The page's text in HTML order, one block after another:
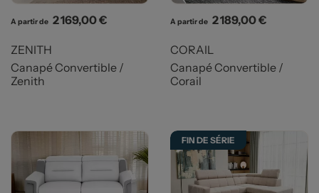
A partir de Prix
2 169,00 €
ZENITH
Canapé Convertible /
Zenith
A partir de Prix
2 189,00 €
CORAIL
Canapé Convertible /
Corail
FIN DE SÉRIE